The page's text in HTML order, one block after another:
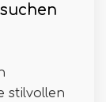
stilvollen